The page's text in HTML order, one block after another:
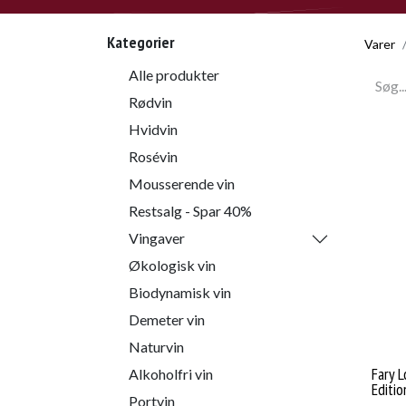
Kategorier
Alle produkter
Rødvin
Hvidvin
Rosévin
Mousserende vin
Restsalg - Spar 40%
Vingaver
Økologisk vin
Biodynamisk vin
Demeter vin
Naturvin
Alkoholfri vin
Portvin
Varer
Fary